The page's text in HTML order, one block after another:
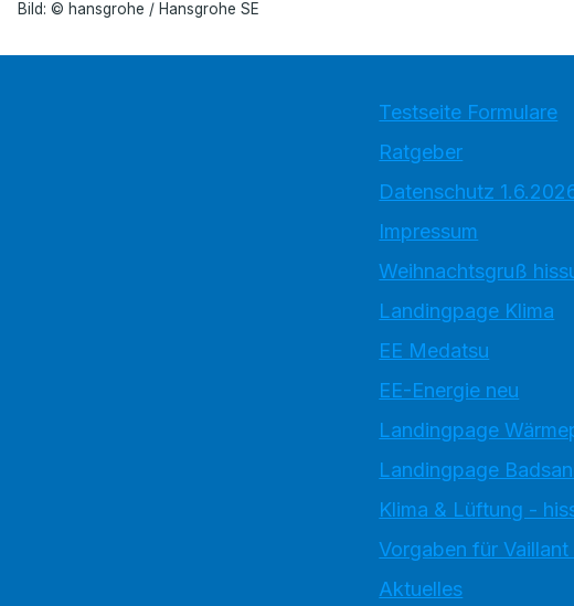
Bild: © hansgrohe / Hansgrohe SE
Testseite Formulare
Ratgeber
Datenschutz
Impressum
Weihnachtsgruß
Landingpage Klima
EE Medatsu
EE-Energie neu
Landingpage
Landingpage
Klima & Lüftung -
Vorgaben für
Aktuelles